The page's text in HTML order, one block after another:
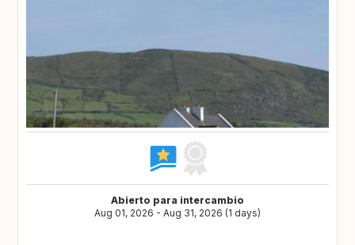
Abierto para intercambio
Aug 01, 2026 - Aug 31, 2026 (1 days)